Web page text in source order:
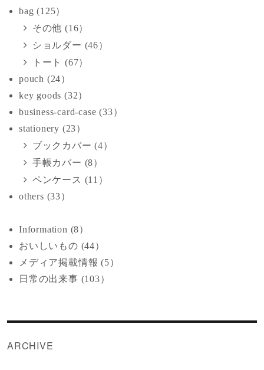
bag (125）
その他 (16）
ショルダー (46）
トート (67）
pouch (24）
key goods (32）
business-card-case (33）
stationery (23）
ブックカバー (4）
手帳カバー (8）
ペンケース (11）
others (33）
Information (8）
おいしいもの (44）
メディア掲載情報 (5）
日常の出来事 (103）
ARCHIVE